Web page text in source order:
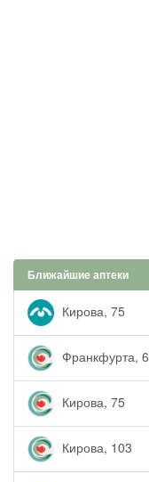
Ближайшие аптеки
Кирова, 75
Франкфурта, 6
Кирова, 75
Кирова, 103